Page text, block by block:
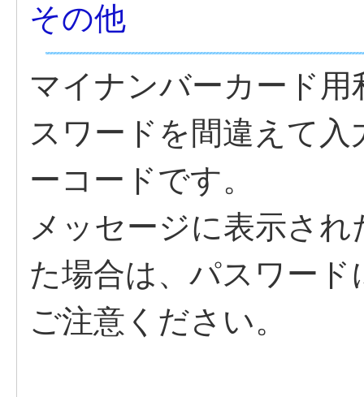
その他
マイナンバーカード
スワードを間違えて
ーコードです。
メッセージに表示さ
た場合は、パスワー
ご注意ください。